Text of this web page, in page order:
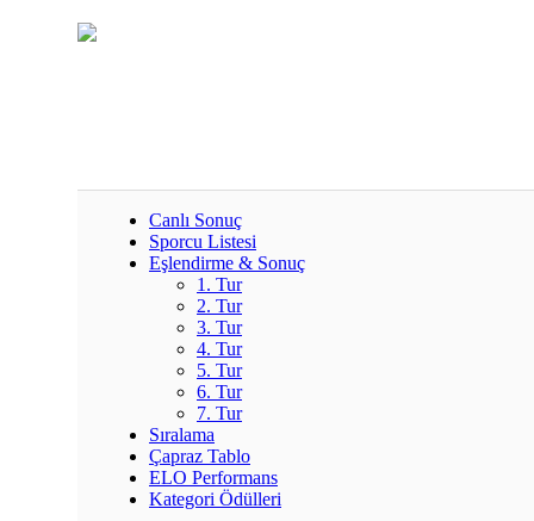
Canlı Sonuç
Sporcu Listesi
Eşlendirme & Sonuç
1. Tur
2. Tur
3. Tur
4. Tur
5. Tur
6. Tur
7. Tur
Sıralama
Çapraz Tablo
ELO Performans
Kategori Ödülleri